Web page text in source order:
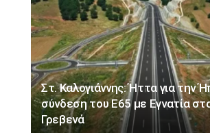
Στ. Καλογιάννης: Ήττα για την
σύνδεση του Ε65 με Εγνατία
Γρεβενά